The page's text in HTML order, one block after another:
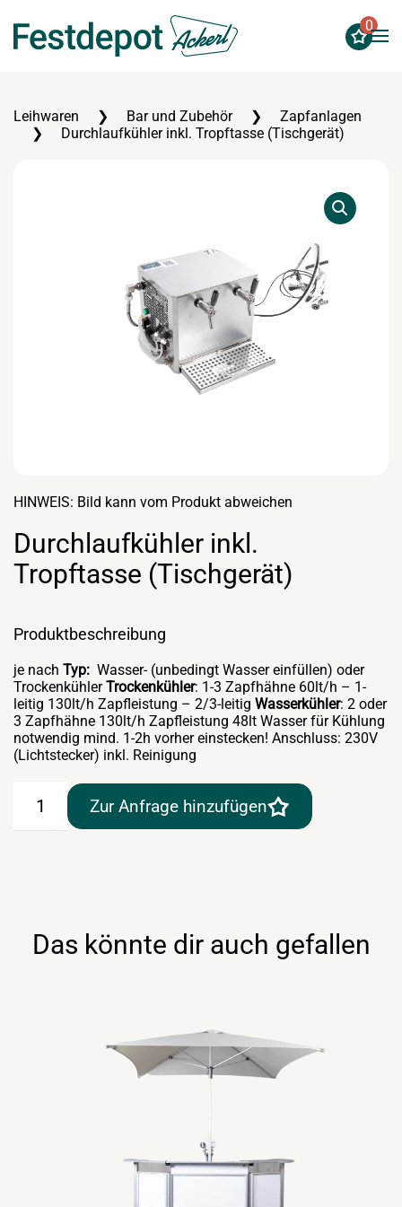
Zum Hauptinhalt springen
0
Leihwaren Bar und Zubehör
Zapfanlagen
Durchlaufkühler inkl. Tropftasse (Tischgerät)
HINWEIS: Bild kann vom Produkt abweichen
Durchlaufkühler inkl.
Tropftasse (Tischgerät)
Produktbeschreibung
je nach Typ: Wasser- (unbedingt Wasser einfüllen) oder
TrockenkühlerTrockenkühler: 1-3 Zapfhähne 60lt/h – 1-
leitig 130lt/h Zapfleistung – 2/3-leitig Wasserkühler: 2 oder
3 Zapfhähne 130lt/h Zapfleistung 48lt Wasser für Kühlung
notwendig mind. 1-2h vorher einstecken! Anschluss: 230V
(Lichtstecker) inkl. Reinigung
Durchlaufkühler
inkl.
Tropftasse
Zur Anfrage hinzufügen
Das könnte dir auch gefallen